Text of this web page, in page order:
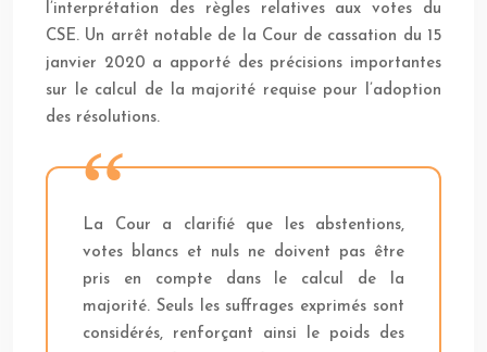
l’interprétation des règles relatives aux votes du
CSE. Un arrêt notable de la Cour de cassation du 15
janvier 2020 a apporté des précisions importantes
sur le calcul de la majorité requise pour l’adoption
des résolutions.
La Cour a clarifié que les abstentions,
votes blancs et nuls ne doivent pas être
pris en compte dans le calcul de la
majorité. Seuls les suffrages exprimés sont
considérés, renforçant ainsi le poids des